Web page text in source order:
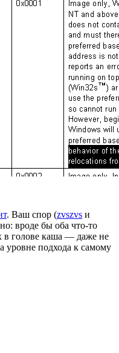
. Ваш спор (zvszvs и
вроде бы оба что-то
в голове каша — даже не
уровне подхода к самому